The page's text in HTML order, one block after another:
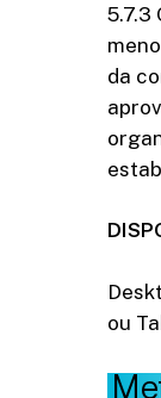
5.7.3
da
ou